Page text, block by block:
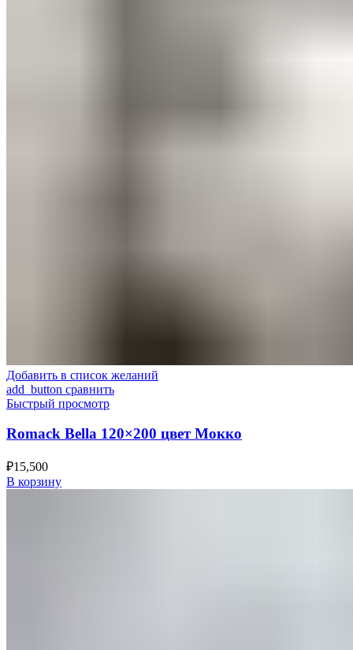
Добавить в список желаний
add_button сравнить
Быстрый просмотр
Romack Bella 120×200 цвет Мокко
₽15,500
В корзину